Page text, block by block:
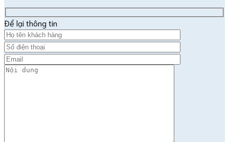
Để lại thông tin